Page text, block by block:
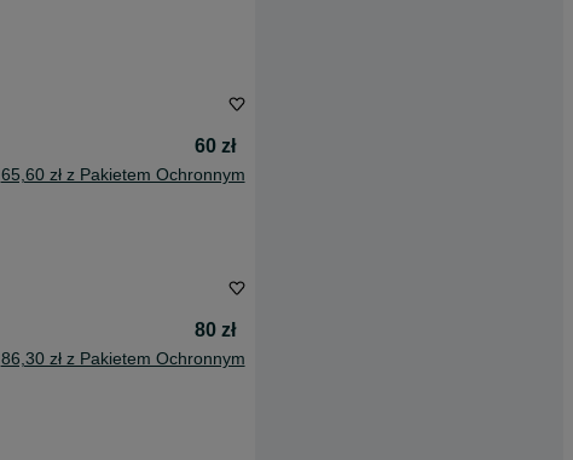
60 zł
65,60 zł z Pakietem Ochronnym
80 zł
86,30 zł z Pakietem Ochronnym